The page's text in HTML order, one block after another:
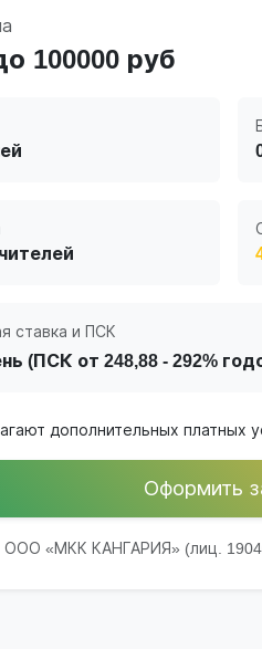
100000 руб
ставка и ПСК
(ПСК от 248,88 - 292%
дополнительных платных
Оформить
ООО «МКК КАНГАРИЯ» (лиц.